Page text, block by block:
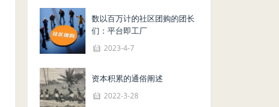
数以百万计的社区团购的团长
们：平台即工厂
2023-4-7
资本积累的通俗阐述
2022-3-28